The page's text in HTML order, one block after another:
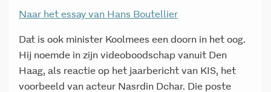
Naar het essay van Hans Boutellier
Dat is ook minister Koolmees een doorn in het oog.
Hij noemde in zijn videoboodschap vanuit Den
Haag, als reactie op het jaarbericht van KIS, het
voorbeeld van acteur Nasrdin Dchar. Die poste